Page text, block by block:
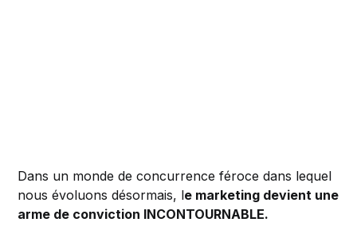
Dans un monde de concurrence féroce dans lequel
nous évoluons désormais, le marketing devient une
arme de conviction INCONTOURNABLE.